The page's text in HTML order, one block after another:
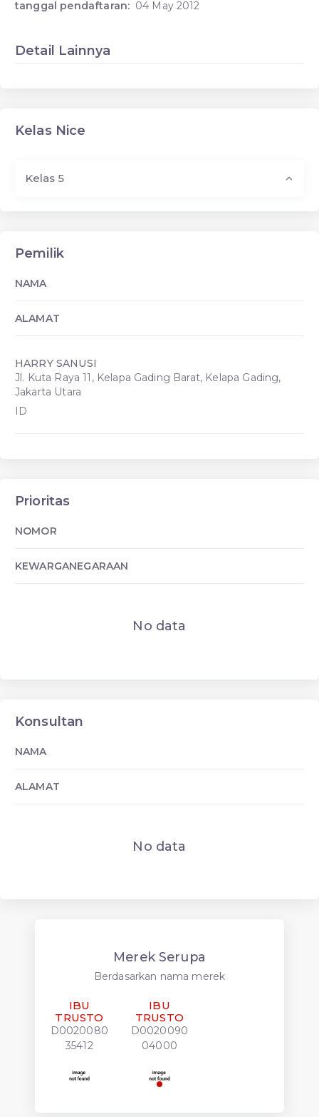
tanggal pendaftaran: 04 May 2012
Detail Lainnya
Kelas Nice
Kelas 5
Pemilik
NAMA
ALAMAT
HARRY SANUSI
Jl. Kuta Raya 11, Kelapa Gading Barat, Kelapa Gading,
Jakarta Utara
ID
Prioritas
NOMOR
KEWARGANEGARAAN
No data
Konsultan
NAMA
ALAMAT
No data
Merek Serupa
Berdasarkan nama merek
IBU
TRUSTO
D0020080
35412
IBU
TRUSTO
D0020090
04000